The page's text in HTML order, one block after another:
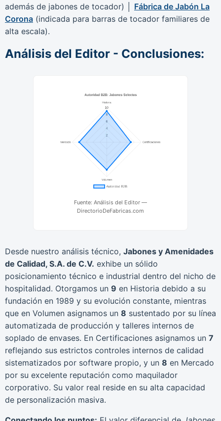
además de jabones de tocador) │ Fábrica de Jabón La
Corona (indicada para barras de tocador familiares de
alta escala).
Análisis del Editor - Conclusiones:
Fuente: Análisis del Editor —
DirectorioDeFabricas.com
Desde nuestro análisis técnico, Jabones y Amenidades
de Calidad, S.A. de C.V. exhibe un sólido
posicionamiento técnico e industrial dentro del nicho de
hospitalidad. Otorgamos un 9 en Historia debido a su
fundación en 1989 y su evolución constante, mientras
que en Volumen asignamos un 8 sustentado por su línea
automatizada de producción y talleres internos de
soplado de envases. En Certificaciones asignamos un 7
reflejando sus estrictos controles internos de calidad
sistematizados por software propio, y un 8 en Mercado
por su excelente reputación como maquilador
corporativo. Su valor real reside en su alta capacidad
de personalización masiva.